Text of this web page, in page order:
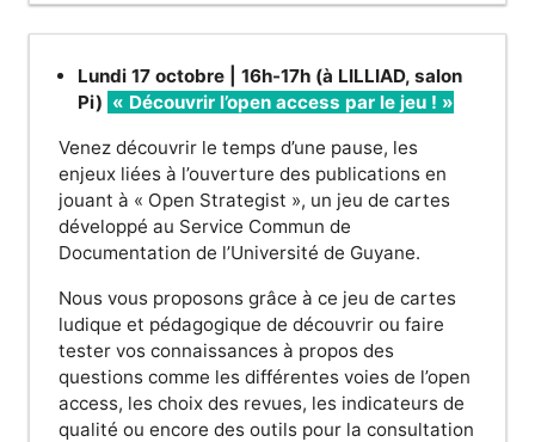
Lundi 17 octobre | 16h-17h (à LILLIAD, salon
Pi) « Découvrir l’open access par le jeu ! »
Venez découvrir le temps d’une pause, les
enjeux liées à l’ouverture des publications en
jouant à « Open Strategist », un jeu de cartes
développé au Service Commun de
Documentation de l’Université de Guyane.
Nous vous proposons grâce à ce jeu de cartes
ludique et pédagogique de découvrir ou faire
tester vos connaissances à propos des
questions comme les différentes voies de l’open
access, les choix des revues, les indicateurs de
qualité ou encore des outils pour la consultation